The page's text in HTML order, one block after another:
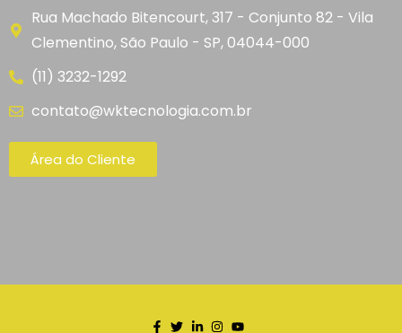
Rua Machado Bitencourt, 317 - Conjunto 82 - Vila
Clementino, São Paulo - SP, 04044-000
(11) 3232-1292
contato@wktecnologia.com.br
Área do Cliente